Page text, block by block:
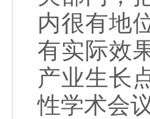
内很有地
有实际效
产业生长
性学术会